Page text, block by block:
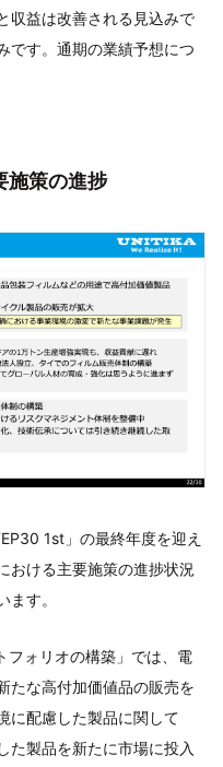
収益は改善される見込みで
です。通期の業績予想につ
施策の進捗
1st」の最終年度を迎え
おける主要施策の進捗状況
す。
フォリオの構築」では、電
たな高付加価値品の販売を
に配慮した製品に関して
た製品を新たに市場に投入